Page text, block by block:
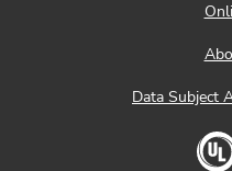
Data Subject